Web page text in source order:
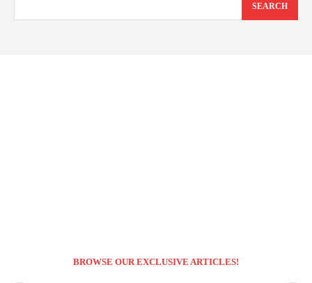
SEARCH
BROWSE OUR EXCLUSIVE ARTICLES!